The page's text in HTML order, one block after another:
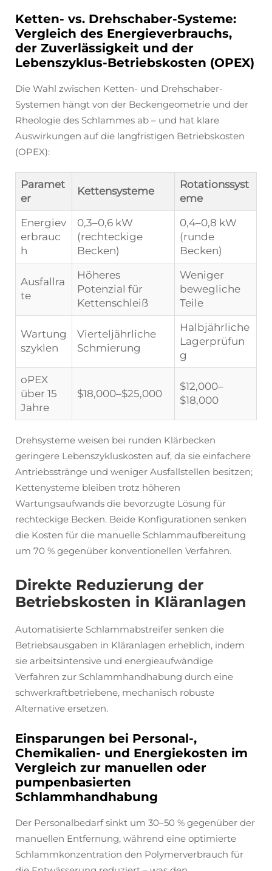
Ketten- vs. Drehschaber-Systeme:
Vergleich des Energieverbrauchs,
der Zuverlässigkeit und der
Lebenszyklus-Betriebskosten (OPEX)
Die Wahl zwischen Ketten- und Drehschaber-
Systemen hängt von der Beckengeometrie und der
Rheologie des Schlammes ab – und hat klare
Auswirkungen auf die langfristigen Betriebskosten
(OPEX):
Paramet
er
Kettensysteme
Rotationssyst
eme
Energiev
erbrauc
h
0,3–0,6 kW
(rechteckige
Becken)
0,4–0,8 kW
(runde
Becken)
Ausfallra
te
Höheres
Potenzial für
Kettenschleiß
Weniger
bewegliche
Teile
Wartung
szyklen
Vierteljährliche
Schmierung
Halbjährliche
Lagerprüfun
g
oPEX
über 15
Jahre
$18,000–$25,000
$12,000–
$18,000
Drehsysteme weisen bei runden Klärbecken
geringere Lebenszykluskosten auf, da sie einfachere
Antriebsstränge und weniger Ausfallstellen besitzen;
Kettenysteme bleiben trotz höheren
Wartungsaufwands die bevorzugte Lösung für
rechteckige Becken. Beide Konfigurationen senken
die Kosten für die manuelle Schlammaufbereitung
um 70 % gegenüber konventionellen Verfahren.
Direkte Reduzierung der
Betriebskosten in Kläranlagen
Automatisierte Schlammabstreifer senken die
Betriebsausgaben in Kläranlagen erheblich, indem
sie arbeitsintensive und energieaufwändige
Verfahren zur Schlammhandhabung durch eine
schwerkraftbetriebene, mechanisch robuste
Alternative ersetzen.
Einsparungen bei Personal-,
Chemikalien- und Energiekosten im
Vergleich zur manuellen oder
pumpenbasierten
Schlammhandhabung
Der Personalbedarf sinkt um 30–50 % gegenüber der
manuellen Entfernung, während eine optimierte
Schlammkonzentration den Polymerverbrauch für